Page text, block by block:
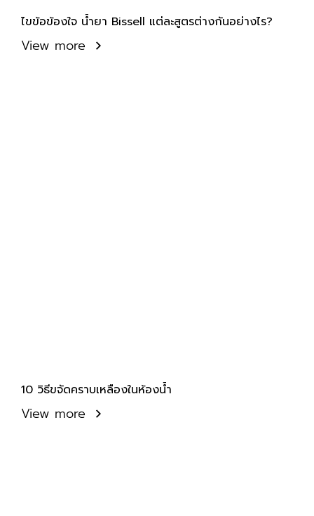
ไขข้อข้องใจ น้ำยา Bissell แต่ละสูตรต่างกันอย่างไร?
View more
10 วิธีขจัดคราบเหลืองในห้องน้ำ
View more